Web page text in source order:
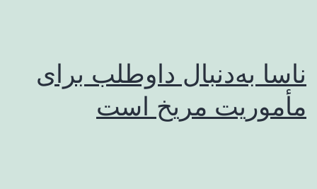
ناسا به‌دنبال داوطلب برای
مأموریت مریخ است